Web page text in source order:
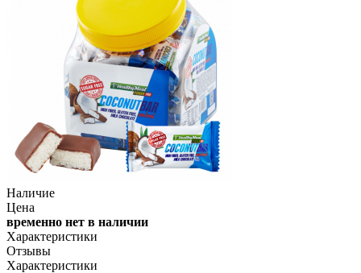
Наличие
Цена
временно нет в наличии
Характеристики
Отзывы
Характеристики